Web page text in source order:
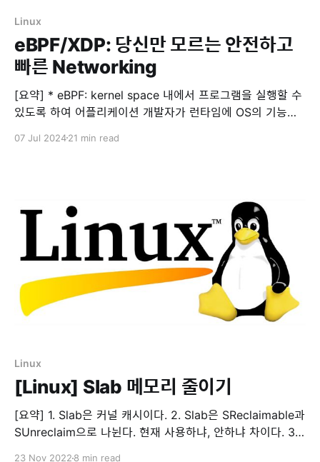
Linux
eBPF/XDP: 당신만 모르는 안전하고
빠른 Networking
[요약] * eBPF: kernel space 내에서 프로그램을 실행할 수
있도록 하여 어플리케이션 개발자가 런타임에 OS의 기능을
술로 packet processing을 할 수 있도록 지원 * XDP는
07 Jul 202421 min read
Linux
[Linux] Slab 메모리 줄이기
[요약] 1. Slab은 커널 캐시이다. 2. Slab은 SReclaimable과
SUnreclaim으로 나뉜다. 현재 사용하냐, 안하냐 차이다. 3.
23 Nov 2022 8 min read